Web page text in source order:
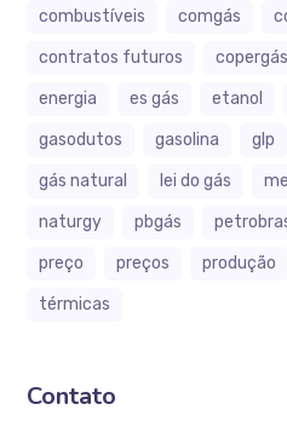
combustíveis
comgás
contratos futuros
copergás
energia
es gás etanol
gasodutos
gasolina glp
gás natural
lei do gás
naturgy
pbgás
preço
preços produção
térmicas
Contato